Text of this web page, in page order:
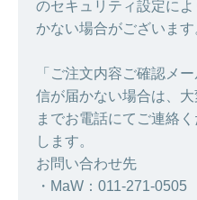
のセキュリティ設定に
かない場合がございます
「ご注文内容ご確認メ
信が届かない場合は、
までお電話にてご連絡
します。
お問い合わせ先
・MaW：011-271-0505